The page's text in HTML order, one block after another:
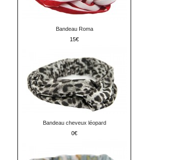
Bandeau Roma
15
Bandeau cheveux léopard
0